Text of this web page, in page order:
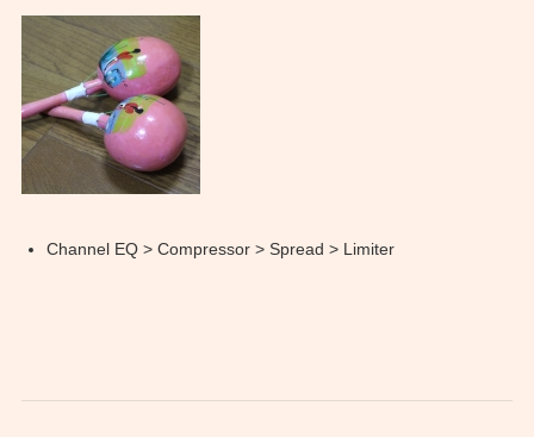
Channel EQ > Compressor > Spread > Limiter